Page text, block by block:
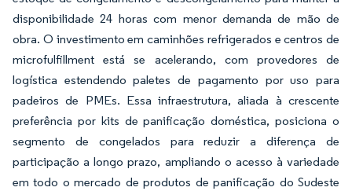
disponibilidade 24 horas com menor demanda de mão de
obra. O investimento em caminhões refrigerados e centros de
microfulfillment está se acelerando, com provedores de
logística estendendo paletes de pagamento por uso para
padeiros de PMEs. Essa infraestrutura, aliada à crescente
preferência por kits de panificação doméstica, posiciona o
segmento de congelados para reduzir a diferença de
participação a longo prazo, ampliando o acesso à variedade
em todo o mercado de produtos de panificação do Sudeste